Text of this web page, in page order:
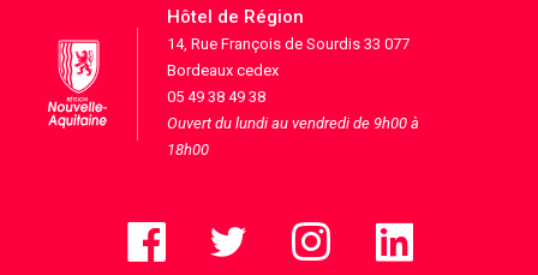
Hôtel de Région
14, Rue François de Sourdis 33 077
Bordeaux cedex
05 49 38 49 38
Ouvert du lundi au vendredi de 9h00 à
18h00